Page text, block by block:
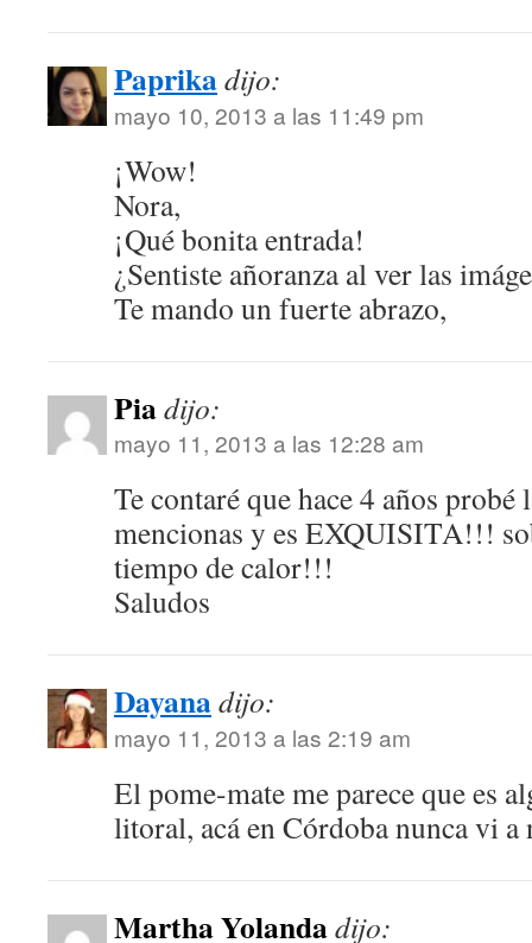
Paprikadijo:
mayo 10, 2013 a las 11:49 pm
¡Wow!
Nora,
¡Qué bonita entrada!
¿Sentiste añoranza al ver las
Te mando un fuerte abrazo,
Piadijo:
mayo 11, 2013 a las 12:28 am
Te contaré que hace 4 años probé
mencionas y es EXQUISITA!!!
tiempo de calor!!!
Saludos
Dayanadijo:
mayo 11, 2013 a las 2:19 am
El pome-mate me parece que es
litoral, acá en Córdoba nunca vi a
Martha Yolandadijo: